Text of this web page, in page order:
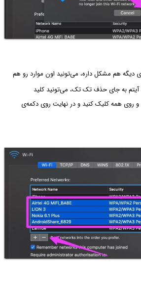
دیگه هم مشکل داره، می‌تونید اون موارد رو هم
به جای حذف تک تک، می‌تونید کلید
و روی همه کلیک کنید و در نهایت روی دکمه‌ی